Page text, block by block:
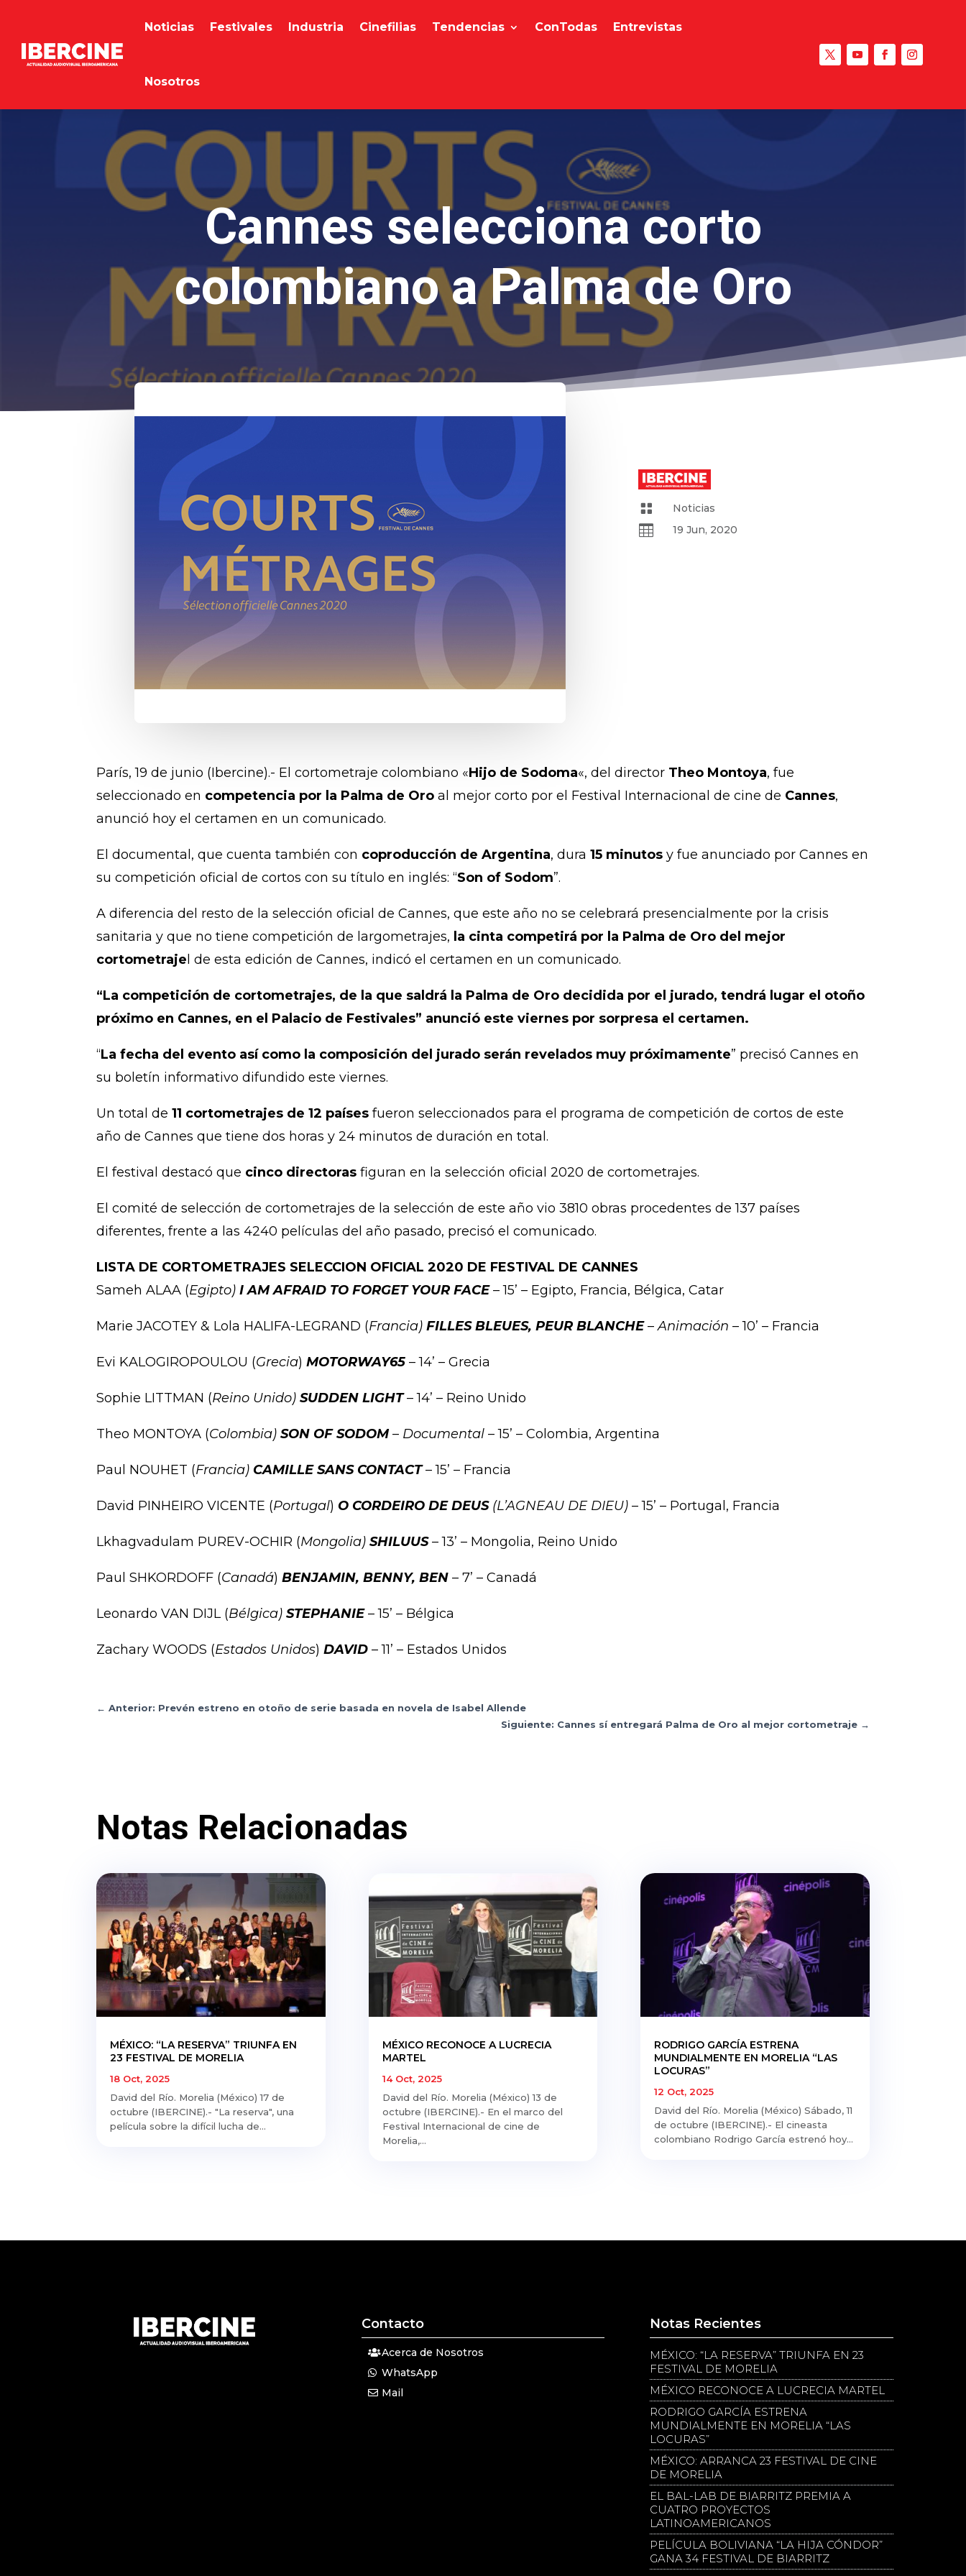
Noticias Festivales Industria Cinefilias Tendencias ConTodas Entrevistas
Nosotros
Cannes selecciona corto
colombiano a Palma de Oro
 Noticias
 19 Jun, 2020
París, 19 de junio (Ibercine).- El cortometraje colombiano «Hijo de Sodoma«, del director Theo Montoya, fue
seleccionado en competencia por la Palma de Oro al mejor corto por el Festival Internacional de cine de Cannes,
anunció hoy el certamen en un comunicado.
El documental, que cuenta también con coproducción de Argentina, dura15 minutos y fue anunciado por Cannes en
su competición oficial de cortos con su título en inglés: “Son of Sodom”.
A diferencia del resto de la selección oficial de Cannes, que este año no se celebrará presencialmente por la crisis
sanitaria y que no tiene competición de largometrajes, la cinta competirá por la Palma de Oro del mejor
cortometraje l de esta edición de Cannes, indicó el certamen en un comunicado.
“La competición de cortometrajes, de la que saldrá la Palma de Oro decidida por el jurado, tendrá lugar el otoño
próximo en Cannes, en el Palacio de Festivales” anunció este viernes por sorpresa el certamen.
“La fecha del evento así como la composición del jurado serán revelados muy próximamente” precisó Cannes en
su boletín informativo difundido este viernes.
Un total de11 cortometrajes de 12 países fueron seleccionados para el programa de competición de cortos de este
año de Cannes que tiene dos horas y 24 minutos de duración en total.
El festival destacó que cinco directoras figuran en la selección oficial 2020 de cortometrajes.
El comité de selección de cortometrajes de la selección de este año vio 3810 obras procedentes de 137 países
diferentes, frente a las 4240 películas del año pasado, precisó el comunicado.
LISTA DE CORTOMETRAJES SELECCION OFICIAL 2020 DE FESTIVAL DE CANNES
Sameh ALAA (Egipto) I AM AFRAID TO FORGET YOUR FACE– 15’ – Egipto, Francia, Bélgica, Catar
Marie JACOTEY & Lola HALIFA-LEGRAND (Francia) FILLES BLEUES, PEUR BLANCHE–Animación– 10’ – Francia
Evi KALOGIROPOULOU (Grecia)MOTORWAY65– 14’ – Grecia
Sophie LITTMAN (Reino Unido) SUDDEN LIGHT – 14’ – Reino Unido
Theo MONTOYA (Colombia) SON OF SODOM– Documental – 15’ – Colombia, Argentina
Paul NOUHET (Francia) CAMILLE SANS CONTACT– 15’ – Francia
David PINHEIRO VICENTE (Portugal) O CORDEIRO DE DEUS (L’AGNEAU DE DIEU)– 15’ – Portugal, Francia
Lkhagvadulam PUREV-OCHIR (Mongolia) SHILUUS – 13’ – Mongolia, Reino Unido
Paul SHKORDOFF (Canadá)BENJAMIN, BENNY, BEN – 7’ – Canadá
Leonardo VAN DIJL (Bélgica) STEPHANIE – 15’ – Bélgica
Zachary WOODS (Estados Unidos)DAVID – 11’ – Estados Unidos
←Anterior: Prevén estreno en otoño de serie basada en novela de Isabel Allende
Siguiente: Cannes sí entregará Palma de Oro al mejor cortometraje→
Notas Relacionadas
MÉXICO: “LA RESERVA” TRIUNFA EN
23 FESTIVAL DE MORELIA
18 Oct, 2025
David del Río. Morelia (México) 17 de
octubre (IBERCINE).- "La reserva", una
película sobre la difícil lucha de...
MÉXICO RECONOCE A LUCRECIA
MARTEL
14 Oct, 2025
David del Río. Morelia (México) 13 de
octubre (IBERCINE).- En el marco del
Festival Internacional de cine de
Morelia,...
RODRIGO GARCÍA ESTRENA
MUNDIALMENTE EN MORELIA “LAS
LOCURAS”
12 Oct, 2025
David del Río. Morelia (México) Sábado, 11
de octubre (IBERCINE).- El cineasta
colombiano Rodrigo García estrenó hoy...
Contacto
Acerca de Nosotros
WhatsApp
Mail
Notas Recientes
MÉXICO: “LA RESERVA” TRIUNFA EN 23
FESTIVAL DE MORELIA
MÉXICO RECONOCE A LUCRECIA MARTEL
RODRIGO GARCÍA ESTRENA
MUNDIALMENTE EN MORELIA “LAS
LOCURAS”
MÉXICO: ARRANCA 23 FESTIVAL DE CINE
DE MORELIA
EL BAL-LAB DE BIARRITZ PREMIA A
CUATRO PROYECTOS
LATINOAMERICANOS
PELÍCULA BOLIVIANA “LA HIJA CÓNDOR”
GANA 34 FESTIVAL DE BIARRITZ